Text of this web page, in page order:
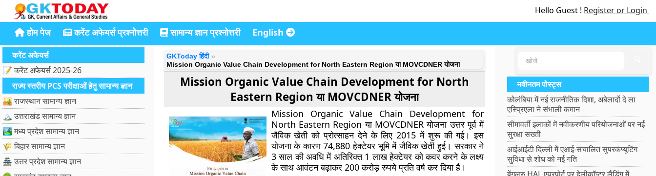
Hello Guest ! Register or Login
होम पेज करेंट अफेयर्स प्रश्नोत्तरी सामान्य ज्ञान प्रश्नोत्तरी English
करेंट अफेयर्स
📝 करेंट अफेयर्स 2025-26
राज्य स्तरीय PCS परीक्षाओं हेतु सामान्य ज्ञान
🏜️ राजस्थान सामान्य ज्ञान
🏔️ उत्तराखंड सामान्य ज्ञान
🏞️ मध्य प्रदेश सामान्य ज्ञान
🌾 बिहार सामान्य ज्ञान
🏯 उत्तर प्रदेश सामान्य ज्ञान
GKToday हिंदी
Mission Organic Value Chain Development for North Eastern Region या MOVCDNER योजना
Mission Organic Value Chain Development for North
Eastern Region या MOVCDNER योजना
Mission Organic Value Chain Development for
North Eastern Region या MOVCDNER योजना उत्तर पूर्व में
जैविक खेती को प्रोत्साहन देने के लिए 2015 में शुरू की गई। इस
योजना के कारण 74,880 हेक्टेयर भूमि में जैविक खेती हुई। सरकार ने
3 साल की अवधि में अतिरिक्त 1 लाख हेक्टेयर को कवर करने के लक्ष्य
के साथ आवंटन बढ़ाकर 200 करोड़ रुपये प्रति वर्ष कर दिया है।
नवीनतम पोस्ट्स
कोलंबिया में नई राजनीतिक दिशा, अबेलार्दो दे ला
एस्प्रिएला ने संभाली कमान
सीमावर्ती इलाकों में नवीकरणीय परियोजनाओं पर नई
सुरक्षा सख्ती
आईआईटी दिल्ली में एआई-संचालित सुपरकंप्यूटिंग
सुविधा से शोध को नई गति